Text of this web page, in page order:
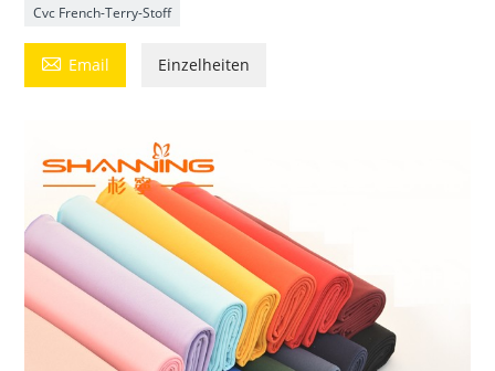
Cvc French-Terry-Stoff
 Email Einzelheiten